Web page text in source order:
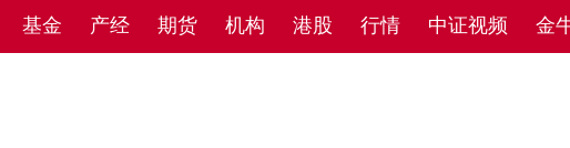
基金 产经 期货 机构 港股 行情 中证视频 金